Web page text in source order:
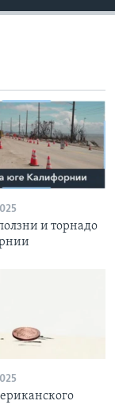
и торнадо